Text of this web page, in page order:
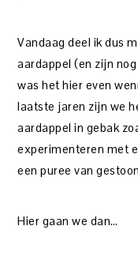
Vandaag deel ik dus
aardappel (en zijn
was het hier even
laatste jaren zijn we
aardappel in gebak
experimenteren met
een puree van
Hier gaan we dan…